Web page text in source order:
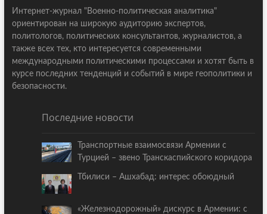
Интернет-журнал "Военно-политическая аналитика"
ориентирован на широкую аудиторию экспертов,
политологов, политических консультантов, журналистов, а
также всех тех, кто интересуется современными
международными политическими процессами и хотят быть в
курсе последних тенденций и событий в мире геополитики и
безопасности.
Последние новости
Транспортные взаимосвязи Армении с
Турцией – звено Транскаспийского коридора
Тбилиси – Ашхабад: интерес обоюдный
«Железнодорожный» дискурс в Армении: с